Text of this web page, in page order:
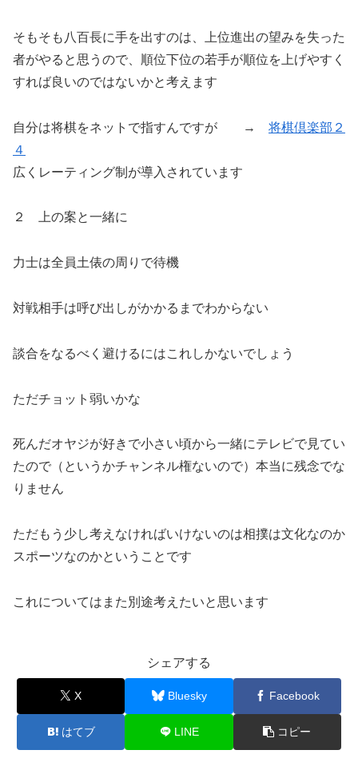
そもそも八百長に手を出すのは、上位進出の望みを失った
者がやると思うので、順位下位の若手が順位を上げやすく
すれば良いのではないかと考えます
自分は将棋をネットで指すんですが → 将棋倶楽部２
４
広くレーティング制が導入されています
２ 上の案と一緒に
力士は全員土俵の周りで待機
対戦相手は呼び出しがかかるまでわからない
談合をなるべく避けるにはこれしかないでしょう
ただチョット弱いかな
死んだオヤジが好きで小さい頃から一緒にテレビで見てい
たので（というかチャンネル権ないので）本当に残念でな
りません
ただもう少し考えなければいけないのは相撲は文化なのか
スポーツなのかということです
これについてはまた別途考えたいと思います
シェアする
X Bluesky Facebook
はてブ LINE コピー